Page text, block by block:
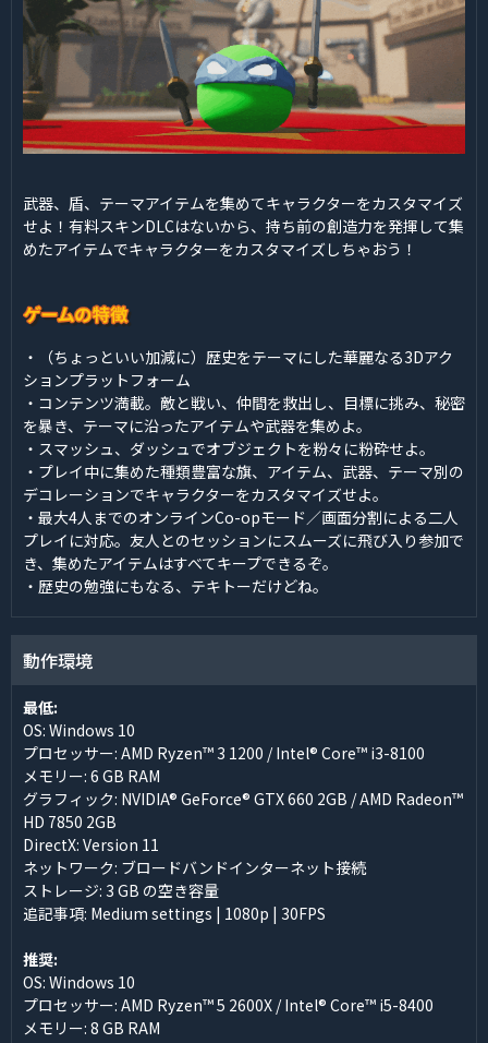
武器、盾、テーマアイテムを集めてキャラクターをカスタマイズ
せよ！有料スキンDLCはないから、持ち前の創造力を発揮して集
めたアイテムでキャラクターをカスタマイズしちゃおう！
・（ちょっといい加減に）歴史をテーマにした華麗なる3Dアク
ションプラットフォーム
・コンテンツ満載。敵と戦い、仲間を救出し、目標に挑み、秘密
を暴き、テーマに沿ったアイテムや武器を集めよ。
・スマッシュ、ダッシュでオブジェクトを粉々に粉砕せよ。
・プレイ中に集めた種類豊富な旗、アイテム、武器、テーマ別の
デコレーションでキャラクターをカスタマイズせよ。
・最大4人までのオンラインCo-opモード／画面分割による二人
プレイに対応。友人とのセッションにスムーズに飛び入り参加で
き、集めたアイテムはすべてキープできるぞ。
・歴史の勉強にもなる、テキトーだけどね。
動作環境
最低:
OS: Windows 10
プロセッサー: AMD Ryzen™ 3 1200 / Intel® Core™ i3-8100
メモリー: 6 GB RAM
グラフィック: NVIDIA® GeForce® GTX 660 2GB / AMD Radeon™
HD 7850 2GB
DirectX: Version 11
ネットワーク: ブロードバンドインターネット接続
ストレージ: 3 GB の空き容量
追記事項: Medium settings | 1080p | 30FPS
推奨:
OS: Windows 10
プロセッサー: AMD Ryzen™ 5 2600X / Intel® Core™ i5-8400
メモリー: 8 GB RAM